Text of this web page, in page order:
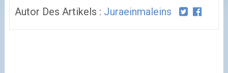
Autor Des Artikels : Juraeinmaleins